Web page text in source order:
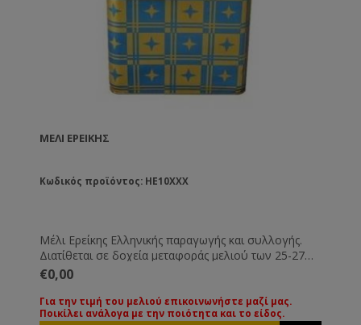
ΜΈΛΙ ΕΡΕΊΚΗΣ
Κωδικός προϊόντος: HE10XXX
Μέλι Ερείκης Ελληνικής παραγωγής και συλλογής.
Διατίθεται σε δοχεία μεταφοράς μελιού των 25-27
Kg. Όλα τα μέλια συνοδεύονται από τις βασικές
εξετάσεις τους. Εάν επιθυμείτε κάποια ειδική εξέταση
μπορεί να γίνει με την ανάλογη επιβάρυνση.
Για την τιμή των διαφόρων ειδών μελιού
€0,00
Για την τιμή του μελιού επικοινωνήστε μαζί μας.
Ποικίλει ανάλογα με την ποιότητα και το είδος.